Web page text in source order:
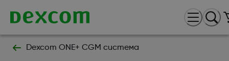
Dexcom ONE+ CGM система